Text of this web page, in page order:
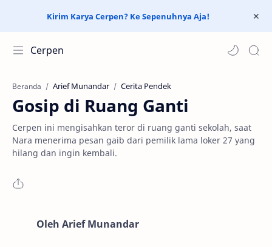
Kirim Karya Cerpen? Ke Sepenuhnya Aja!
Cerpen
Beranda Arief Munandar Cerita Pendek
Gosip di Ruang Ganti
Cerpen ini mengisahkan teror di ruang ganti sekolah, saat
Nara menerima pesan gaib dari pemilik lama loker 27 yang
hilang dan ingin kembali.
Oleh Arief Munandar